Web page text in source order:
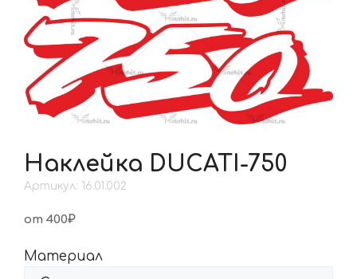
Наклейка DUCATI-750
Артикул: 16.01.002
от 400₽
Материал